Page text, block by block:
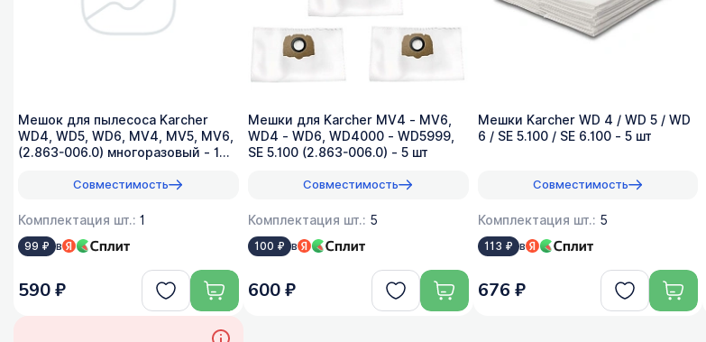
Мешок для пылесоса Karcher
WD4, WD5, WD6, MV4, MV5, MV6,
(2.863-006.0) многоразовый - 1
Совместимость
Комплектация шт.: 1
99 ₽ в
590 ₽
Мешки для Karcher MV4 - MV6,
WD4 - WD6, WD4000 - WD5999,
SE 5.100 (2.863-006.0) - 5 шт
Совместимость
Комплектация шт.: 5
100 ₽ в
600 ₽
Мешки Karcher WD 4 / WD 5 / WD
6 / SE 5.100 / SE 6.100 - 5 шт
Совместимость
Комплектация шт.: 5
113 ₽ в
676 ₽